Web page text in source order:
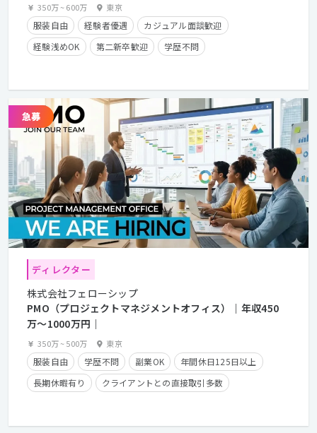
350万~600万 東京
服装自由 経験者優遇
カジュアル面談歓迎
経験浅めOK
第二新卒歓迎
学歴不問
在宅勤務可
クライアントとの直接取引多数
ディレクター
株式会社フェローシップ
PMO（プロジェクトマネジメントオフィス）｜年収450
万〜1000万円｜
350万~500万 東京
服装自由 学歴不問 副業OK
年間休日125日以上
長期休暇有り
クライアントとの直接取引多数